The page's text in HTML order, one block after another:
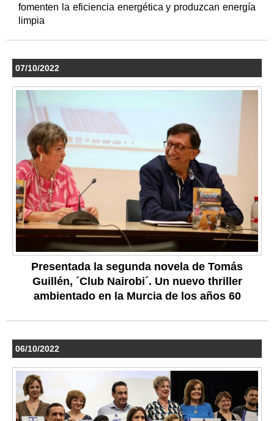
fomenten la eficiencia energética y produzcan energía
limpia
07/10/2022
Presentada la segunda novela de Tomás
Guillén, ´Club Nairobi´. Un nuevo thriller
ambientado en la Murcia de los años 60
06/10/2022